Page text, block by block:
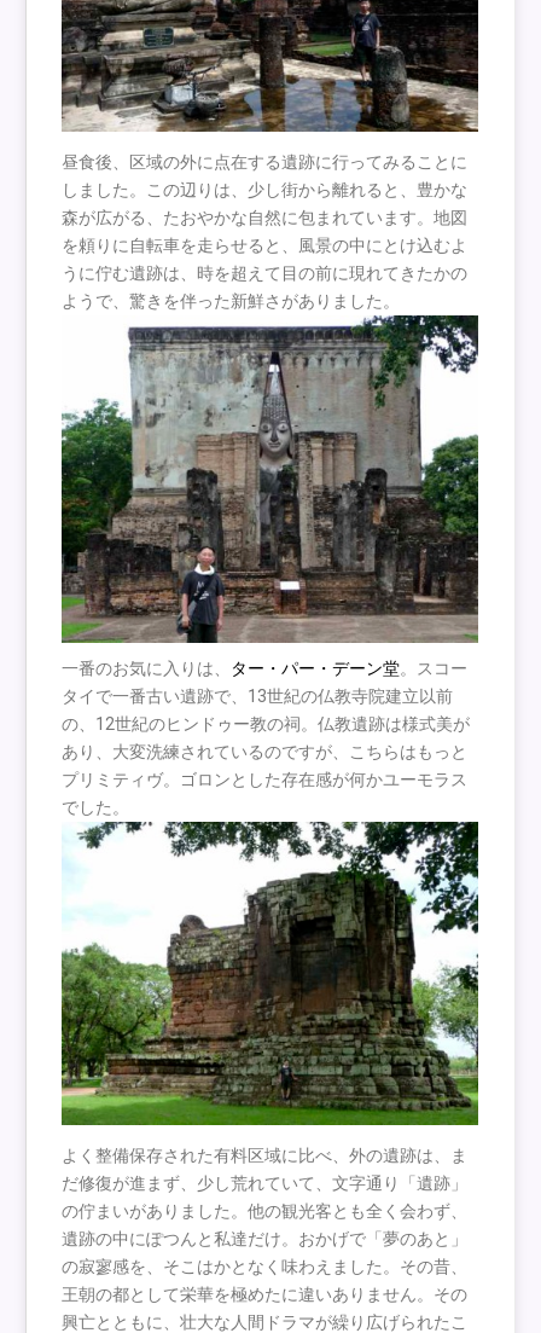
昼食後、区域の外に点在する遺跡に行ってみることに
しました。この辺りは、少し街から離れると、豊かな
森が広がる、たおやかな自然に包まれています。地図
を頼りに自転車を走らせると、風景の中にとけ込むよ
うに佇む遺跡は、時を超えて目の前に現れてきたかの
ようで、驚きを伴った新鮮さがありました。
一番のお気に入りは、 ター・パー・デーン堂。スコー
タイで一番古い遺跡で、13世紀の仏教寺院建立以前
の、12世紀のヒンドゥー教の祠。仏教遺跡は様式美が
あり、大変洗練されているのですが、こちらはもっと
プリミティヴ。ゴロンとした存在感が何かユーモラス
でした。
よく整備保存された有料区域に比べ、外の遺跡は、ま
だ修復が進まず、少し荒れていて、文字通り「遺跡」
の佇まいがありました。他の観光客とも全く会わず、
遺跡の中にぽつんと私達だけ。おかげで「夢のあと」
の寂寥感を、そこはかとなく味わえました。その昔、
王朝の都として栄華を極めたに違いありません。その
興亡とともに、壮大な人間ドラマが繰り広げられたこ